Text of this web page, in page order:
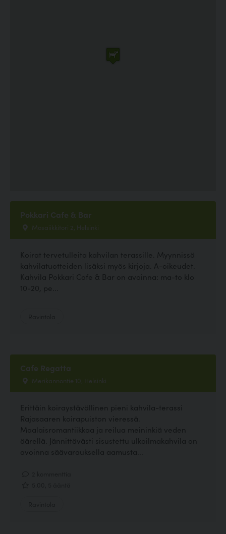
Pokkari Cafe & Bar
Mosaiikkitori 2, Helsinki
Koirat tervetulleita kahvilan terassille. Myynnissä
kahvilatuotteiden lisäksi myös kirjoja. A-oikeudet.
Kahvila Pokkari Cafe & Bar on avoinna: ma-to klo
10-20, pe...
Cafe Regatta
Merikannontie 10, Helsinki
Erittäin koiraystävällinen pieni kahvila-terassi
Rajasaaren koirapuiston vieressä.
Maalaisromantiikkaa ja reilua meininkiä veden
äärellä. Jännittävästi sisustettu ulkoilmakahvila on
avoinna säävarauksella aamusta...